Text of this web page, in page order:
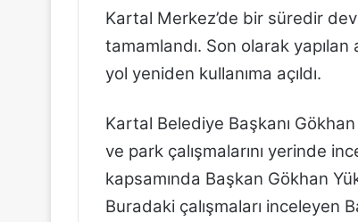
Kartal Merkez’de bir süredir
tamamlandı. Son olarak yapılan
yol yeniden kullanıma açıldı.
Kartal Belediye Başkanı
ve park çalışmalarını yerinde
kapsamında Başkan Gökhan
Buradaki çalışmaları inceleyen